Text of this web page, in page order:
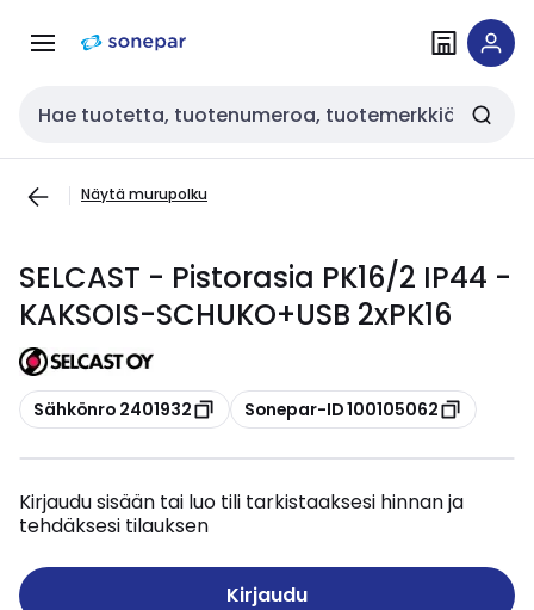
navigointiinsisältöön
Haku
Näytä murupolku
SELCAST - Pistorasia PK16/2 IP44 -
KAKSOIS-SCHUKO+USB 2xPK16
Kopioi
Sähkönro 2401932 Kopioi
Sonepar-ID 100105062
Kirjaudu sisään tai luo tili tarkistaaksesi hinnan ja
tehdäksesi tilauksen
Kirjaudu